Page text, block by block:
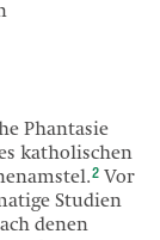
Phantasie
katholischen
2 Vor
Studien
denen